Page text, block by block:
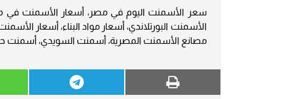
سعر الأسمنت اليوم في مصر، أسعار الأسمنت في
مصانع الأسمنت المصرية، أسمنت السويدي، أسمنت